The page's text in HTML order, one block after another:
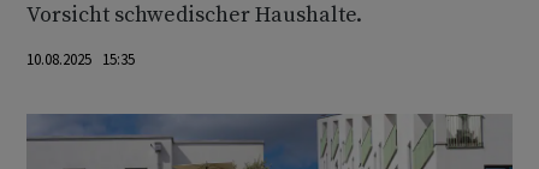
Vorsicht schwedischer Haushalte.
10.08.2025 15:35